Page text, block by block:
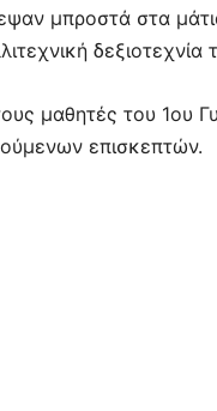
μπροστά στα
δεξιοτεχνία
μαθητές του 1ου
επισκεπτών.